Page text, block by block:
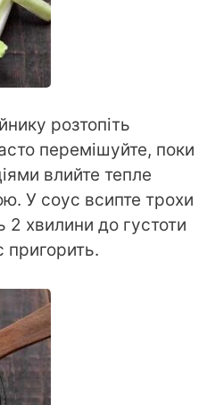
розтопіть
перемішуйте, поки
влийте тепле
У соус всипте трохи
2 хвилини до густоти
пригорить.